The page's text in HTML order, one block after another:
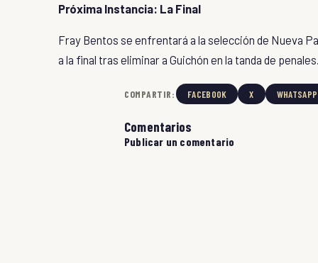
Próxima Instancia: La Final
Fray Bentos se enfrentará a la selección de Nueva
a la final tras eliminar a Guichón en la tanda de
COMPARTIR: FACEBOOK X WHATSAPP
Comentarios
Publicar un comentario